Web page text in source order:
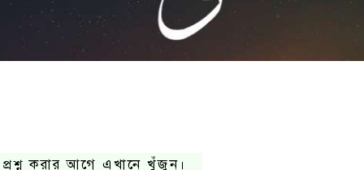
প্রশ্ন করার আগে এখানে খুঁজুন।